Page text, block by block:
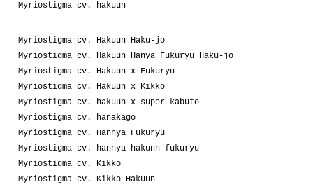
Myriostigma cv. hakuun
Myriostigma cv. Hakuun Haku-jo
Myriostigma cv. Hakuun Hanya Fukuryu Haku-jo
Myriostigma cv. Hakuun x Fukuryu
Myriostigma cv. Hakuun x Kikko
Myriostigma cv. hakuun x super kabuto
Myriostigma cv. hanakago
Myriostigma cv. Hannya Fukuryu
Myriostigma cv. hannya hakunn fukuryu
Myriostigma cv. Kikko
Myriostigma cv. Kikko Hakuun